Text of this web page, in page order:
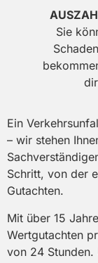
Sie
Ein
– wir stehen
Schritt, von der
Gutachten.
Mit über 15
Wertgutachten
von 24 Stunden.